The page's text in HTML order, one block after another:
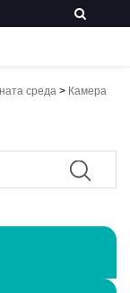
среда > Камера